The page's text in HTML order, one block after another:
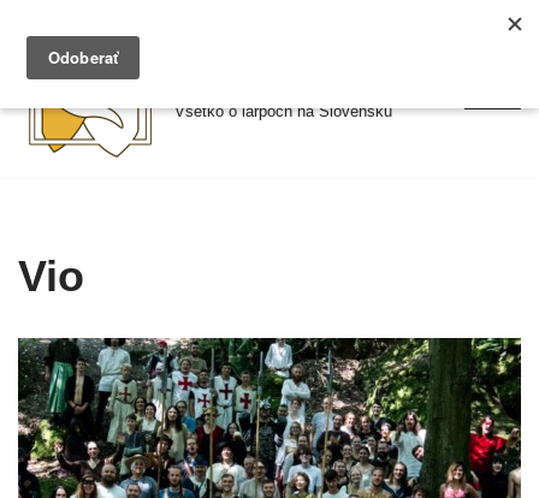
Preskočiť
Všetko o larpoch na Slovensku
Vio